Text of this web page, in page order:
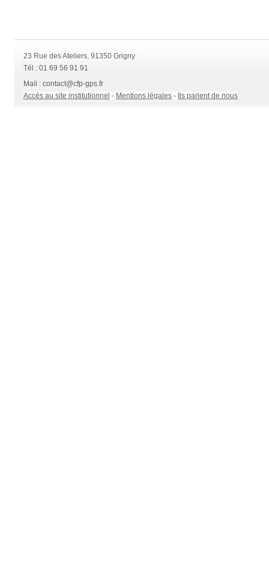
23 Rue des Ateliers, 91350 Grigny
Tél : 01 69 56 91 91
Mail : contact@cfp-gps.fr
Accès au site institutionnel - Mentions légales - Ils parlent de nous